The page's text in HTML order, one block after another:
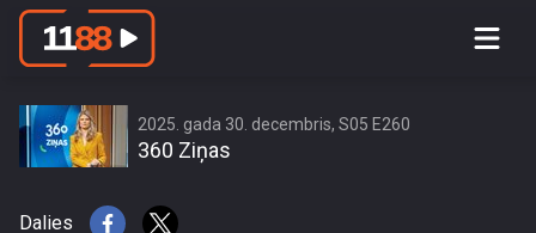
2025. gada 30. decembris, S05 E260
360 Ziņas
Dalies